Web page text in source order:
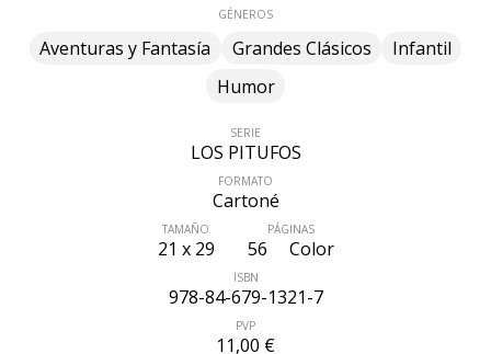
GÉNEROS
Aventuras y Fantasía Grandes Clásicos
Infantil
Humor
SERIE
LOS PITUFOS
FORMATO
Cartoné
TAMAÑO
21 x 29
PÁGINAS
56 Color
ISBN
978-84-679-1321-7
PVP
11,00 €